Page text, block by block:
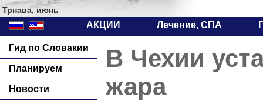
Трнава, июнь
АКЦИИ Лечение, СПА
Гид по Словакии
Планируем
Новости
В Чехии
жара